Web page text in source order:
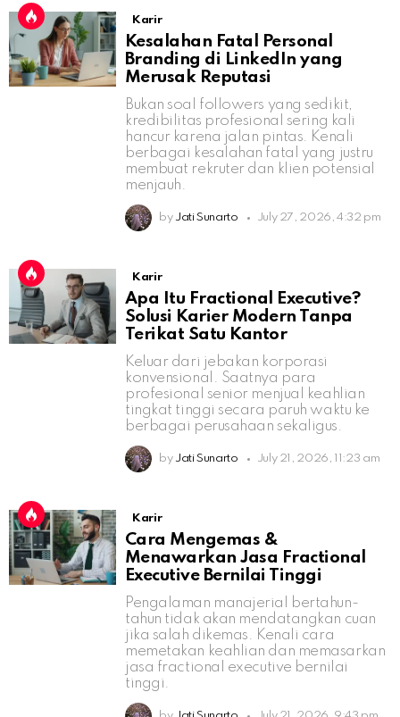
Karir
Kesalahan Fatal Personal
Branding di LinkedIn yang
Merusak Reputasi
Bukan soal followers yang sedikit,
kredibilitas profesional sering kali
hancur karena jalan pintas. Kenali
berbagai kesalahan fatal yang justru
membuat rekruter dan klien potensial
menjauh.
by Jati Sunarto July 27, 2026, 4:32 pm
Karir
Apa Itu Fractional Executive?
Solusi Karier Modern Tanpa
Terikat Satu Kantor
Keluar dari jebakan korporasi
konvensional. Saatnya para
profesional senior menjual keahlian
tingkat tinggi secara paruh waktu ke
berbagai perusahaan sekaligus.
by Jati Sunarto July 21, 2026, 11:23 am
Karir
Cara Mengemas &
Menawarkan Jasa Fractional
Executive Bernilai Tinggi
Pengalaman manajerial bertahun-
tahun tidak akan mendatangkan cuan
jika salah dikemas. Kenali cara
memetakan keahlian dan memasarkan
jasa fractional executive bernilai
tinggi.